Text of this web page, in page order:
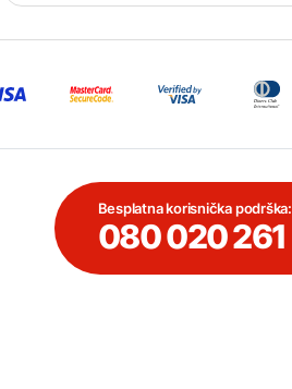
Besplatna korisnička podrška:
080 020 261